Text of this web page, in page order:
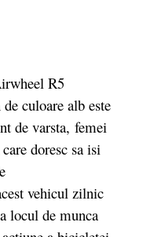
R5
culoare alb este
de varsta, femei
doresc sa isi
vehicul zilnic
locul de munca